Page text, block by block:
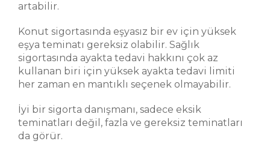
artabilir.
Konut sigortasında eşyasız bir ev için yüksek
eşya teminatı gereksiz olabilir. Sağlık
sigortasında ayakta tedavi hakkını çok az
kullanan biri için yüksek ayakta tedavi limiti
her zaman en mantıklı seçenek olmayabilir.
İyi bir sigorta danışmanı, sadece eksik
teminatları değil, fazla ve gereksiz teminatları
da görür.